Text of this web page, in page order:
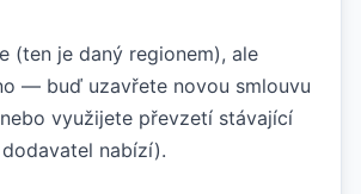
(ten je daný regionem), ale
— buď uzavřete novou smlouvu
využijete převzetí stávající
nabízí).